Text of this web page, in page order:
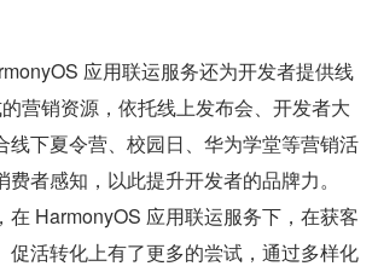
应用联运服务还为开发者提供线
营销资源，依托线上发布会、开发者大
线下夏令营、校园日、华为学堂等营销活
者感知，以此提升开发者的品牌力。
在 HarmonyOS 应用联运服务下，在获客
促活转化上有了更多的尝试，通过多样化